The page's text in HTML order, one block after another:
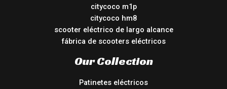
citycoco m1p
citycoco hm8
scooter eléctrico de largo alcance
fábrica de scooters eléctricos
Our Collection
Patinetes eléctricos